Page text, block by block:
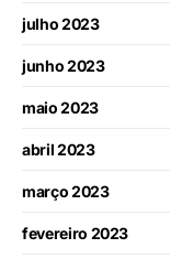
julho 2023
junho 2023
maio 2023
abril 2023
março 2023
fevereiro 2023